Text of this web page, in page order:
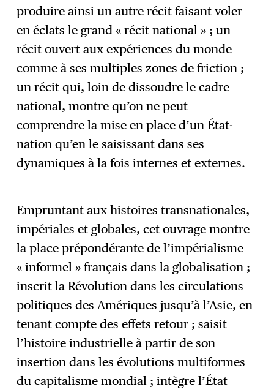
produire ainsi un autre récit faisant voler
en éclats le grand « récit national » ; un
récit ouvert aux expériences du monde
comme à ses multiples zones de friction ;
un récit qui, loin de dissoudre le cadre
national, montre qu’on ne peut
comprendre la mise en place d’un État-
nation qu’en le saisissant dans ses
dynamiques à la fois internes et externes.
Empruntant aux histoires transnationales,
impériales et globales, cet ouvrage montre
la place prépondérante de l’impérialisme
« informel » français dans la globalisation ;
inscrit la Révolution dans les circulations
politiques des Amériques jusqu’à l’Asie, en
tenant compte des effets retour ; saisit
l’histoire industrielle à partir de son
insertion dans les évolutions multiformes
du capitalisme mondial ; intègre l’État